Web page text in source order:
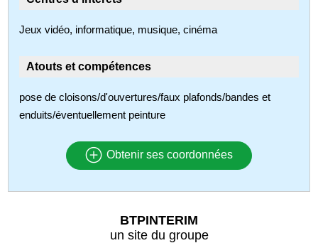
Jeux vidéo, informatique, musique, cinéma
Atouts et compétences
pose de cloisons/d'ouvertures/faux plafonds/bandes et
enduits/éventuellement peinture
Obtenir ses coordonnées
BTPINTERIM
un site du groupe